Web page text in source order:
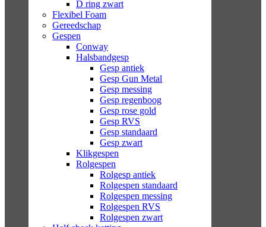
D ring zwart
Flexibel Foam
Gereedschap
Gespen
Conway
Halsbandgesp
Gesp antiek
Gesp Gun Metal
Gesp messing
Gesp regenboog
Gesp rose gold
Gesp RVS
Gesp standaard
Gesp zwart
Klikgespen
Rolgespen
Rolgesp antiek
Rolgespen standaard
Rolgespen messing
Rolgespen RVS
Rolgespen zwart